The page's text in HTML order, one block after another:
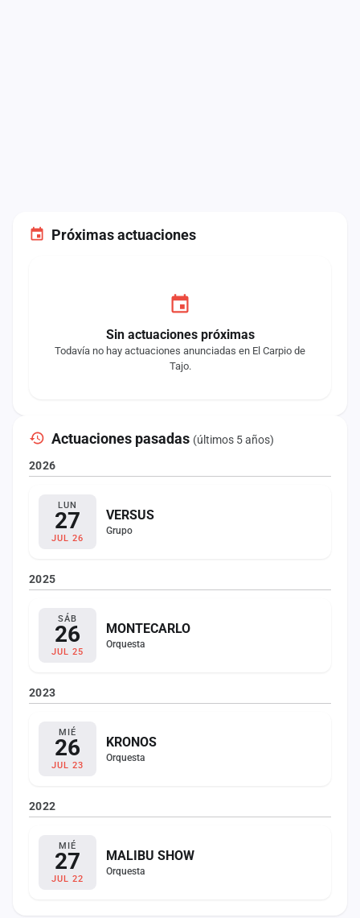
Próximas actuaciones
Sin actuaciones próximas
Todavía no hay actuaciones anunciadas en El Carpio de
Tajo.
Actuaciones pasadas (últimos 5 años)
2026
LUN
27
JUL 26
VERSUS
Grupo
2025
SÁB
26
JUL 25
MONTECARLO
Orquesta
2023
MIÉ
26
JUL 23
KRONOS
Orquesta
2022
MIÉ
27
JUL 22
MALIBU SHOW
Orquesta